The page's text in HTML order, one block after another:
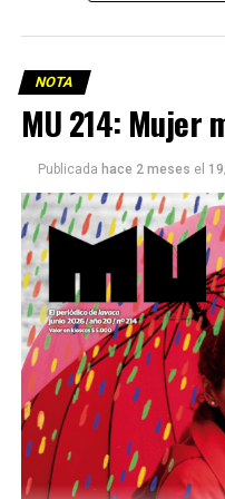
Este número 215 de MU
podría ser una frase:
Sin
Descargar la Mu en
NOTA
MU 214: Mujer
Publicada hace 2 meses el